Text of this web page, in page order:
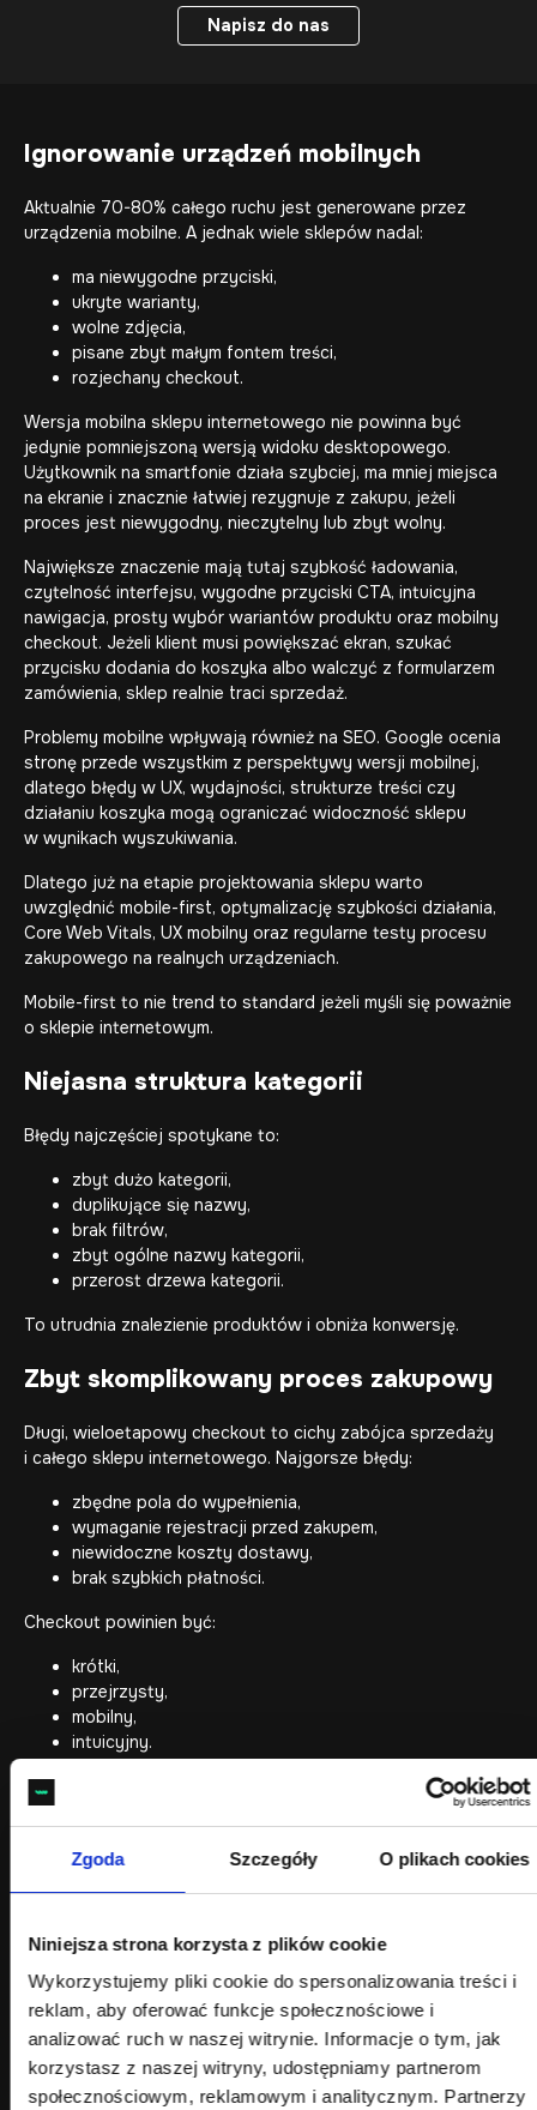
Zgoda Szczegóły O plikach cookies
Niniejsza strona korzysta z plików cookie
Wykorzystujemy pliki cookie do spersonalizowania treści i
reklam, aby oferować funkcje społecznościowe i
analizować ruch w naszej witrynie. Informacje o tym, jak
korzystasz z naszej witryny, udostępniamy partnerom
społecznościowym, reklamowym i analitycznym. Partnerzy
Napisz do nas
Ignorowanie urządzeń mobilnych
Aktualnie 70-80% całego ruchu jest generowane przez
urządzenia mobilne. A jednak wiele sklepów nadal:
ma niewygodne przyciski,
ukryte warianty,
wolne zdjęcia,
pisane zbyt małym fontem treści,
rozjechany checkout.
Wersja mobilna sklepu internetowego nie powinna być
jedynie pomniejszoną wersją widoku desktopowego.
Użytkownik na smartfonie działa szybciej, ma mniej miejsca
na ekranie i znacznie łatwiej rezygnuje z zakupu, jeżeli
proces jest niewygodny, nieczytelny lub zbyt wolny.
Największe znaczenie mają tutaj szybkość ładowania,
czytelność interfejsu, wygodne przyciski CTA, intuicyjna
nawigacja, prosty wybór wariantów produktu oraz mobilny
checkout. Jeżeli klient musi powiększać ekran, szukać
przycisku dodania do koszyka albo walczyć z formularzem
zamówienia, sklep realnie traci sprzedaż.
Problemy mobilne wpływają również na SEO. Google ocenia
stronę przede wszystkim z perspektywy wersji mobilnej,
dlatego błędy w UX, wydajności, strukturze treści czy
działaniu koszyka mogą ograniczać widoczność sklepu
w wynikach wyszukiwania.
Dlatego już na etapie projektowania sklepu warto
uwzględnić mobile-first, optymalizację szybkości działania,
Core Web Vitals, UX mobilny oraz regularne testy procesu
zakupowego na realnych urządzeniach.
Mobile-first to nie trend to standard jeżeli myśli się poważnie
o sklepie internetowym.
Niejasna struktura kategorii
Błędy najczęściej spotykane to:
zbyt dużo kategorii,
duplikujące się nazwy,
brak filtrów,
zbyt ogólne nazwy kategorii,
przerost drzewa kategorii.
To utrudnia znalezienie produktów i obniża konwersję.
Zbyt skomplikowany proces zakupowy
Długi, wieloetapowy checkout to cichy zabójca sprzedaży
i całego sklepu internetowego. Najgorsze błędy:
zbędne pola do wypełnienia,
wymaganie rejestracji przed zakupem,
niewidoczne koszty dostawy,
brak szybkich płatności.
Checkout powinien być:
krótki,
przejrzysty,
mobilny,
intuicyjny.
Warto regularnie analizować proces zakupowy
na podstawie realnych danych użytkowników. Nawet
współczynnik konwersji i zwiększać liczbę porzuconych
koszyków.
Dlatego profesjonalny sklep internetowy powinien być stale
optymalizowany pod kątem UX, urządzeń mobilnych,
szybkości działania oraz wygody finalizacji zamówienia.
Nawet niewielkie problemy w checkout mogą znacząco
obniżaćwspółczynnik konwersjisklepu internetowego.
Dlatego proces zakupowy powinien być regularnie
analizowany pod kątem UX, urządzeń mobilnych oraz danych